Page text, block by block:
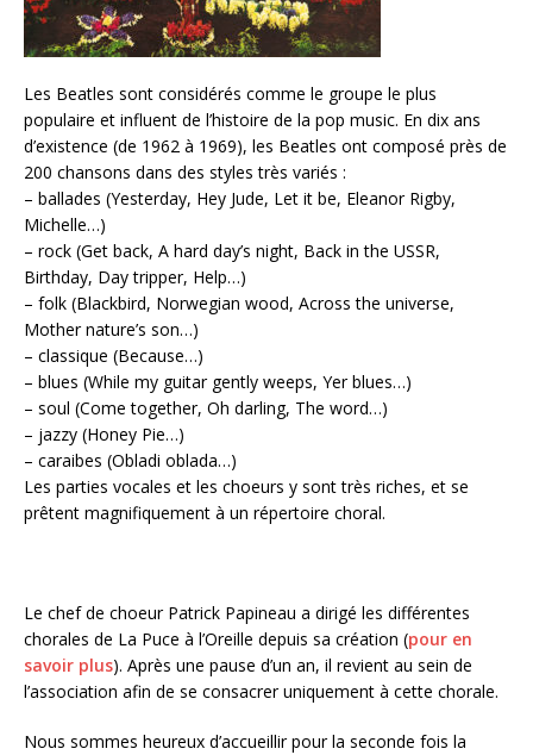
Les Beatles sont considérés comme le groupe le plus
populaire et influent de l’histoire de la pop music. En dix ans
d’existence (de 1962 à 1969), les Beatles ont composé près de
200 chansons dans des styles très variés :
– ballades (Yesterday, Hey Jude, Let it be, Eleanor Rigby,
Michelle…)
– rock (Get back, A hard day’s night, Back in the USSR,
Birthday, Day tripper, Help…)
– folk (Blackbird, Norwegian wood, Across the universe,
Mother nature’s son…)
– classique (Because…)
– blues (While my guitar gently weeps, Yer blues…)
– soul (Come together, Oh darling, The word…)
– jazzy (Honey Pie…)
– caraibes (Obladi oblada…)
Les parties vocales et les choeurs y sont très riches, et se
prêtent magnifiquement à un répertoire choral.
Le chef de choeur Patrick Papineau a dirigé les différentes
chorales de La Puce à l’Oreille depuis sa création (pour en
savoir plus). Après une pause d’un an, il revient au sein de
l’association afin de se consacrer uniquement à cette chorale.
Nous sommes heureux d’accueillir pour la seconde fois la